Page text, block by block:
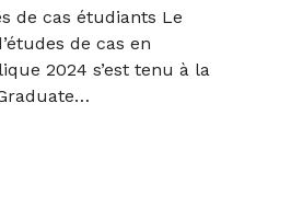
de cas étudiants Le
de cas en
2024 s’est tenu à la